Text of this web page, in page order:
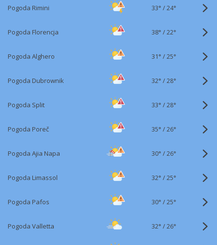
Pogoda Rimini 33° /24°
Pogoda Florencja 38° /22°
Pogoda Alghero 31° /25°
Pogoda Dubrownik 32° /28°
Pogoda Split 33° /28°
Pogoda Poreč 35° /26°
Pogoda Ajia Napa 30° /26°
Pogoda Limassol 32° /25°
Pogoda Pafos 30° /25°
Pogoda Valletta 32° /26°